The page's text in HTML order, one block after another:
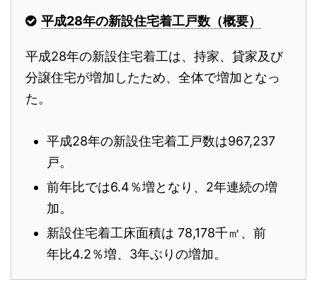
平成28年の新設住宅着工戸数（概要）
平成28年の新設住宅着工は、持家、貸家及び
分譲住宅が増加したため、全体で増加となっ
た。
平成28年の新設住宅着工戸数は967,237
戸。
前年比では6.4％増となり、2年連続の増
加。
新設住宅着工床面積は 78,178千㎡、前
年比4.2％増、3年ぶりの増加。